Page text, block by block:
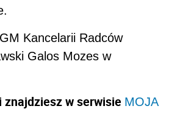
Kancelarii Radców
Galos Mozes w
w serwisie MOJA